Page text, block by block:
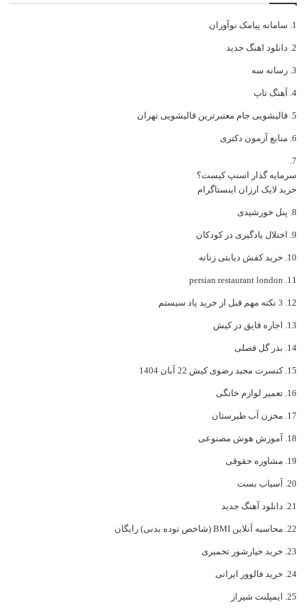
سامانه پیامک نوآوران
دانلود اهنگ جدید
رسانه سه
آهنگ تاپ
قالیشویی جام معتبرترین قالیشویی تهران
منابع آزمون دکتری
سرمایه گذار اسنپ کیست؟
خرید لایک ارزان اینستاگرام
پنل خورشیدی
اختلال یادگیری در کودکان
خرید کفش دیابتی زنانه
persian restaurant london
3 نکته مهم قبل از خرید پاد سیستم
اجاره قایق در کیش
بذر گل فصلی
کنسرت مجید رضوی کیش 22 آبان 1404
تعمیر لوازم خانگی
مخزن آب طبرستان
آموزش هوش مصنوعی
مشاوره حقوقی
آسیاب بست
دانلود آهنگ جدید
محاسبه آنلاین BMI (شاخص توده بدنی) رایگان
خرید خیارشور تخمیری
خرید فالوور ایرانی
ایمپلنت شیراز